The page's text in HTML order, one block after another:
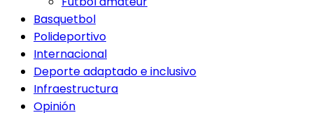
Basquetbol
Polideportivo
Internacional
Deporte adaptado e inclusivo
Infraestructura
Opinión